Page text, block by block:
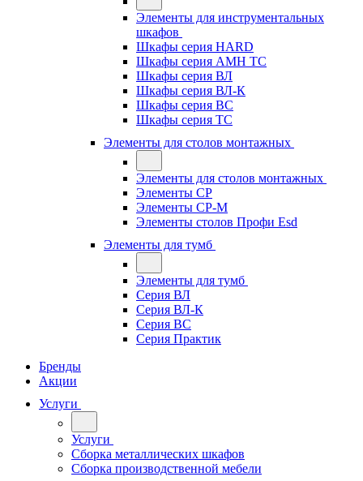
Элементы для инструментальных
шкафов
Шкафы серия HARD
Шкафы серия АМН ТС
Шкафы серия ВЛ
Шкафы серия ВЛ-К
Шкафы серия ВС
Шкафы серия ТС
Элементы для столов монтажных
Элементы для столов монтажных
Элементы СР
Элементы СР-М
Элементы столов Профи Esd
Элементы для тумб
Элементы для тумб
Серия ВЛ
Серия ВЛ-К
Серия ВС
Серия Практик
Бренды
Акции
Услуги
Услуги
Сборка металлических шкафов
Сборка производственной мебели